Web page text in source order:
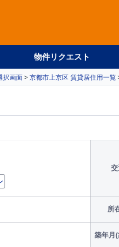
物件リクエスト
択画面 京都市上京区 賃貸居住用一覧
所
築年月